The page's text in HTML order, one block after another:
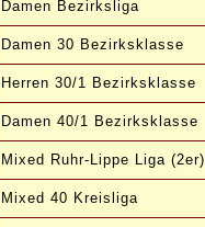
Damen Bezirksliga
Damen 30 Bezirksklasse
Herren 30/1 Bezirksklasse
Damen 40/1 Bezirksklasse
Mixed Ruhr-Lippe Liga (2er)
Mixed 40 Kreisliga